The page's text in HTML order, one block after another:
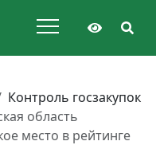
Контроль госзакупок
область
место в рейтинге